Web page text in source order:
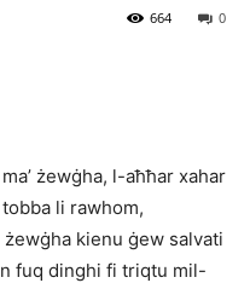
0
664
żewġha, l-aħħar xahar
li rawhom,
kienu ġew salvati
fuq dinghi fi triqtu mil-